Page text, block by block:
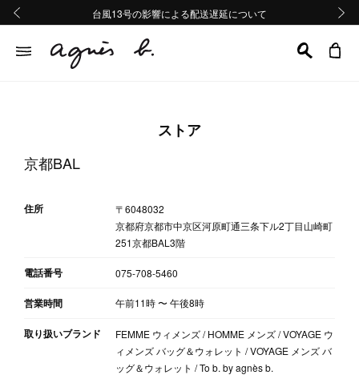
熊本地域地震の影響による配送遅延について
Summer Sale 2buy10%OFF!!
台風13号の影響による配送遅延について
熊本地域地震の影響による配送遅延について
Summer Sale 2buy10%OFF!!
ストア
京都BAL
住所
〒6048032
京都府京都市中京区河原町通三条下ル2丁目山崎町
251京都BAL3階
電話番号 075-708-5460
営業時間 午前11時〜午後8時
取り扱いブランド
FEMME ウィメンズ / HOMME メンズ / VOYAGE ウ
ィメンズ バッグ＆ウォレット / VOYAGE メンズ バ
ッグ＆ウォレット / To b. by agnès b.